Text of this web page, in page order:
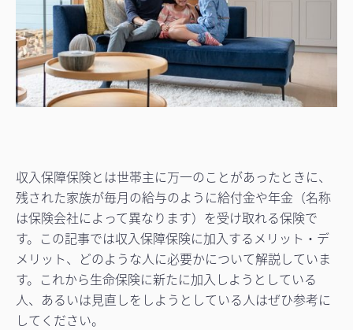
収入保障保険とは世帯主に万一のことがあったときに、
残された家族が毎月の給与のように給付金や年金（名称
は保険会社によって異なります）を受け取れる保険で
す。この記事では収入保障保険に加入するメリット・デ
メリット、どのような人に必要かについて解説していま
す。これから生命保険に新たに加入しようとしている
人、あるいは見直しをしようとしている人はぜひ参考に
してください。